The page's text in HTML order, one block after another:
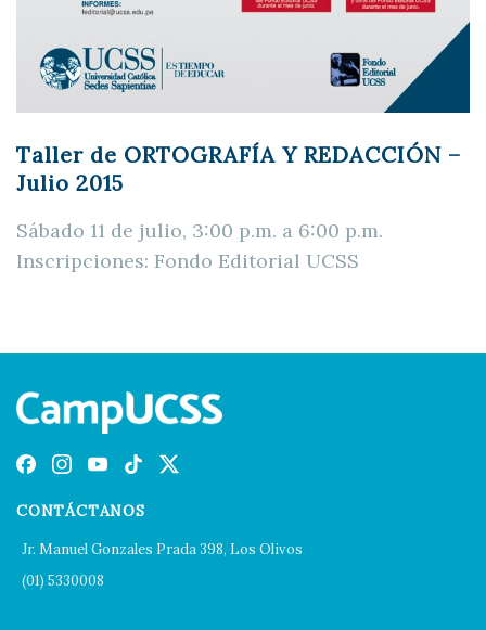
Taller de ORTOGRAFÍA Y REDACCIÓN –
Julio 2015
Sábado 11 de julio, 3:00 p.m. a 6:00 p.m.
Inscripciones: Fondo Editorial UCSS
CONTÁCTANOS
Jr. Manuel Gonzales Prada 398, Los Olivos
(01) 5330008